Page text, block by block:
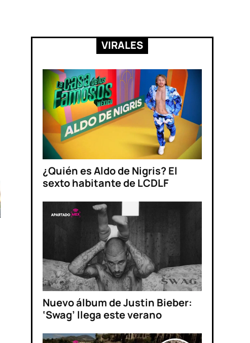
VIRALES
¿Quién es Aldo de Nigris? El
sexto habitante de LCDLF
Nuevo álbum de Justin Bieber:
‘Swag’ llega este verano